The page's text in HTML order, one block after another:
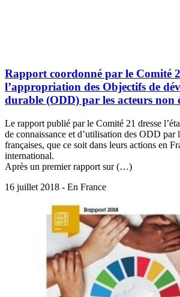
Rapport coordonné par le Comité
l’appropriation des Objectifs de
durable (ODD) par les acteurs non
Le rapport publié par le Comité 21 dresse
de connaissance et d’utilisation des ODD par
françaises, que ce soit dans leurs actions en
international.
Après un premier rapport sur (…)
16 juillet 2018 - En France